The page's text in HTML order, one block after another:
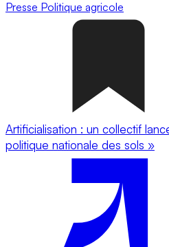
Presse Politique agricole
Artificialisation : un collectif
politique nationale des sols »